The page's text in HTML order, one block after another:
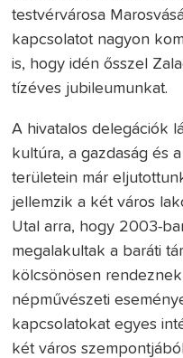
testvérvárosa
kapcsolatot nagyon
is, hogy idén ősszel
tízéves jubileumunkat.
A hivatalos delegációk
kultúra, a gazdaság és
területein már
jellemzik a két város
Utal arra, hogy 2003-
megalakultak a baráti
kölcsönösen
népművészeti
kapcsolatokat egyes
két város